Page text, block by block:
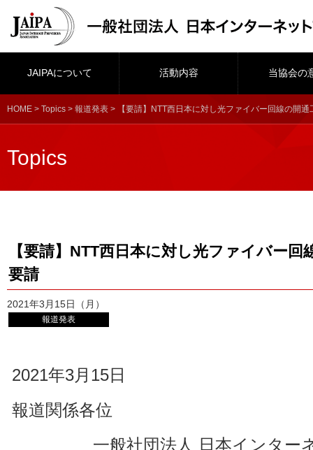
JAIPAについて 活動内容 当協会の
HOME > Topics > 報道発表 > 【要請】NTT西日本に対し光ファイバー回線の開通
Topics
【要請】NTT西日本に対し光ファイバー
要請
2021年3月15日（月）
報道発表
2021年3月15日
報道関係各位
一般社団法人 日本インター